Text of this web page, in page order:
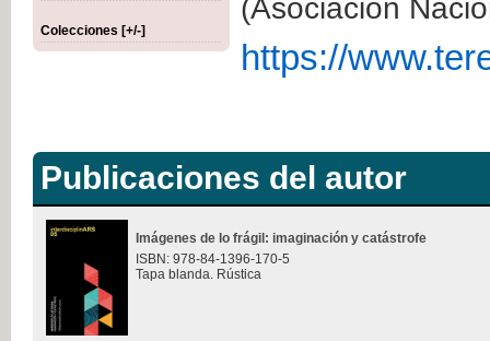
Colecciones [+/-]
(Asociación
https://
Publicaciones del autor
Imágenes de lo frágil: imaginación y catástrofe
ISBN: 978-84-1396-170-5
Tapa blanda. Rústica